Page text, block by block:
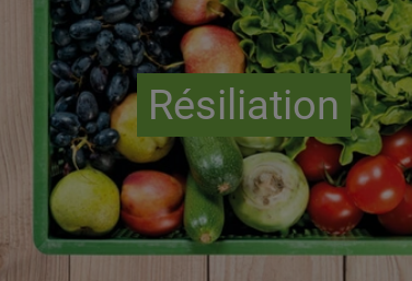
Résiliation